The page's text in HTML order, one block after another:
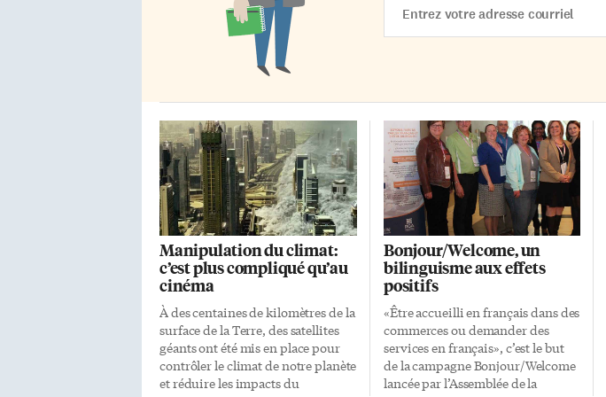
Address
Manipulation du climat:
c’est plus compliqué qu’au
cinéma
À des centaines de kilomètres de la
surface de la Terre, des satellites
géants ont été mis en place pour
contrôler le climat de notre planète
et réduire les impacts du
Bonjour/Welcome, un
bilinguisme aux effets
positifs
«Être accueilli en français dans des
commerces ou demander des
services en français», c’est le but
de la campagne Bonjour/Welcome
lancée par l’Assemblée de la